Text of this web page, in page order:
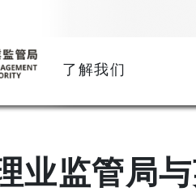
了解我们
业监管局